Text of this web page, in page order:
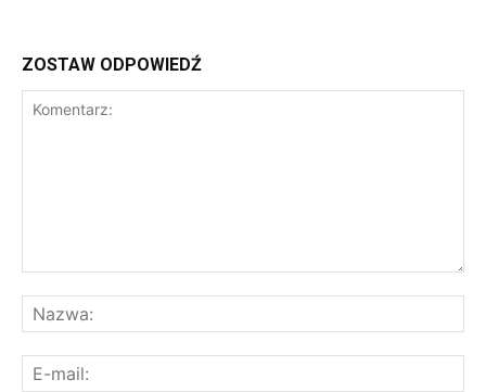
ZOSTAW ODPOWIEDŹ